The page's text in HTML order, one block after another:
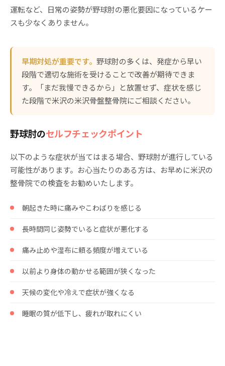
運転など、日常の姿勢が野球肘の悪化要因になっているケー
スも少なくありません。
早期対処が重要です。 野球肘の多くは、発症から早い
段階で適切な施術を受けることで改善が期待できま
す。「まだ我慢できるから」と放置せず、症状を感じ
た段階で米沢の米沢骨盤整骨院にご相談ください。
野球肘のセルフチェックポイント
以下のような症状が当てはまる場合、野球肘が進行している
可能性があります。お心当たりのある方は、お早めに米沢の
整骨院での検査をお勧めいたします。
朝起きた時に痛みやこわばりを感じる
長時間同じ姿勢でいると症状が悪化する
痛み止めや湿布に頼る頻度が増えている
以前より身体の動かせる範囲が狭くなった
天候の変化や冷えで症状が強くなる
睡眠の質が低下し、疲れが取れにくい